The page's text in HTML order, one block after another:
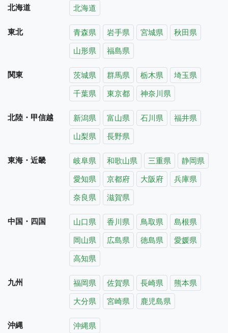
北海道 北海道
東北 青森県 岩手県 宮城県
秋田県
山形県
福島県
関東 茨城県 群馬県 栃木県
埼玉県
千葉県
東京都 神奈川県
北陸・甲信越 新潟県 富山県 石川県
福井県
山梨県
長野県
東海・近畿 岐阜県 和歌山県 三重県
静岡県
愛知県
京都府 大阪府
兵庫県
奈良県
滋賀県
中国・四国 山口県 香川県 鳥取県
島根県
岡山県
広島県 徳島県
愛媛県
高知県
九州 福岡県 佐賀県 長崎県
熊本県
大分県
宮崎県 鹿児島県
沖縄 沖縄県